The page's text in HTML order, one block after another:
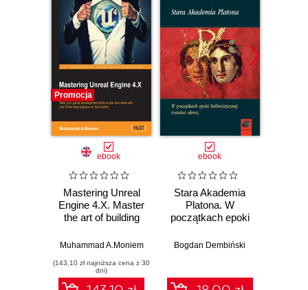
Promocja
ebook
Mastering Unreal
Engine 4.X. Master
the art of building
Unreal Engine
Muhammad A.Moniem
(143,10 zł najniższa cena z 30
dni)
ebook
Stara Akademia
Platona. W
początkach epoki
(ostatni okres)
Bogdan Dembiński